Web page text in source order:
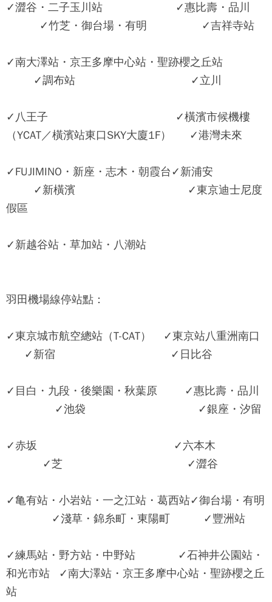
✓澀谷・二子玉川站 ✓惠比壽・品川
✓竹芝・御台場・有明 ✓吉祥寺站
✓南大澤站・京王多摩中心站・聖跡櫻之丘站
✓調布站 ✓立川
✓八王子 ✓橫濱市候機樓
（YCAT／橫濱站東口SKY大廈1F） ✓港灣未來
✓FUJIMINO・新座・志木・朝霞台✓新浦安
✓新橫濱 ✓東京迪士尼度
假區
✓新越谷站・草加站・八潮站
羽田機場線停站點：
✓東京城市航空總站（T-CAT） ✓東京站八重洲南口
✓新宿 ✓日比谷
✓目白・九段・後樂園・秋葉原 ✓惠比壽・品川
✓池袋 ✓銀座・汐留
✓赤坂 ✓六本木
✓芝 ✓澀谷
✓亀有站・小岩站・一之江站・葛西站✓御台場・有明
✓淺草・錦糸町・東陽町 ✓豐洲站
✓練馬站・野方站・中野站 ✓石神井公園站・
和光市站 ✓南大澤站・京王多摩中心站・聖跡櫻之丘
站